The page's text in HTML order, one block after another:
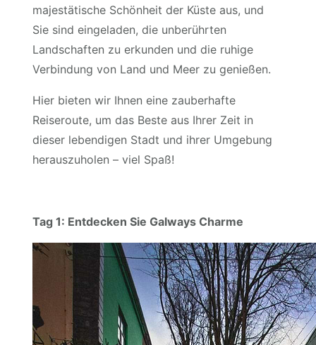
majestätische Schönheit der Küste aus, und
Sie sind eingeladen, die unberührten
Landschaften zu erkunden und die ruhige
Verbindung von Land und Meer zu genießen.
Hier bieten wir Ihnen eine zauberhafte
Reiseroute, um das Beste aus Ihrer Zeit in
dieser lebendigen Stadt und ihrer Umgebung
herauszuholen – viel Spaß!
Tag 1: Entdecken Sie Galways Charme